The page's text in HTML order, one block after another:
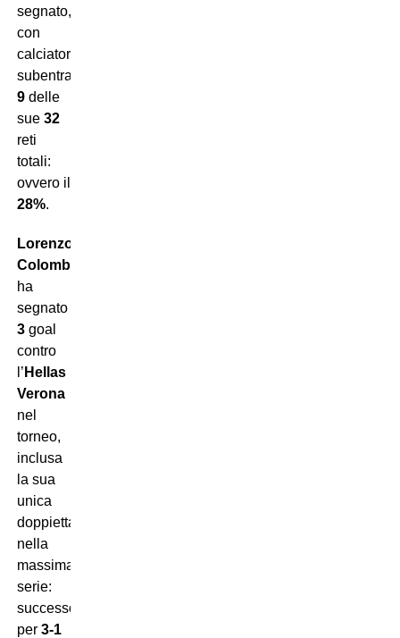
segnato,
con
calciatori
subentrati,
9 delle
sue 32
reti
totali:
ovvero il
28%.
Lorenzo
Colombo
ha
segnato
3 goal
contro
l’ Hellas
Verona
nel
torneo,
inclusa
la sua
unica
doppietta
nella
massima
serie:
successo
per 3-1